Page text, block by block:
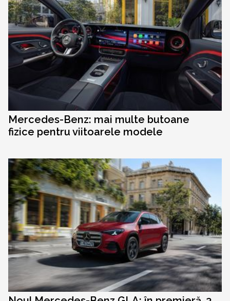
Mercedes-Benz: mai multe butoane
fizice pentru viitoarele modele